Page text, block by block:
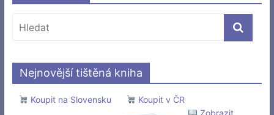
Nejnovější tištěná kniha
Koupit na Slovensku
Koupit v ČR
Zobrazit